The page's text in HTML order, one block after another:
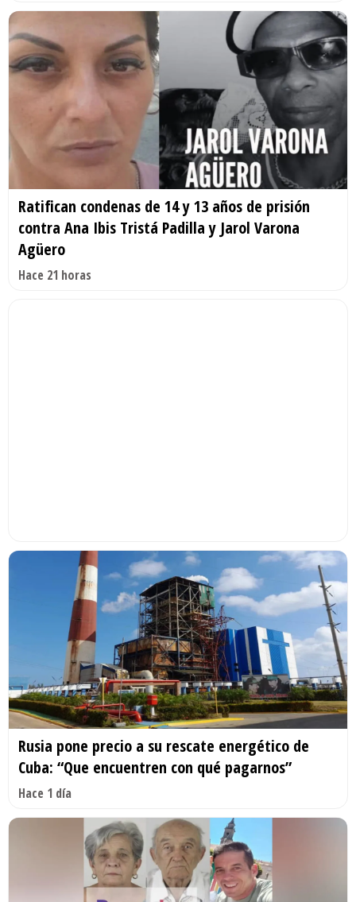
Ratifican condenas de 14 y 13 años de prisión
contra Ana Ibis Tristá Padilla y Jarol Varona
Agüero
Hace 21 horas
Rusia pone precio a su rescate energético de
Cuba: “Que encuentren con qué pagarnos”
Hace 1 día